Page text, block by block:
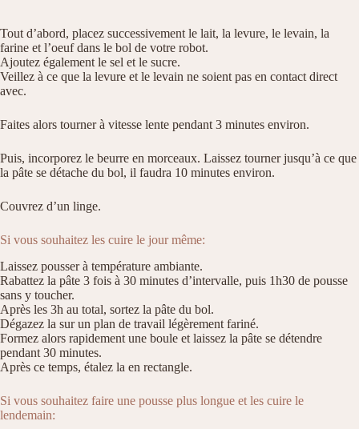
Tout d’abord, placez successivement le lait, la levure, le levain, la
farine et l’oeuf dans le bol de votre robot.
Ajoutez également le sel et le sucre.
Veillez à ce que la levure et le levain ne soient pas en contact direct
avec.
Faites alors tourner à vitesse lente pendant 3 minutes environ.
Puis, incorporez le beurre en morceaux. Laissez tourner jusqu’à ce que
la pâte se détache du bol, il faudra 10 minutes environ.
Couvrez d’un linge.
Si vous souhaitez les cuire le jour même:
Laissez pousser à température ambiante.
Rabattez la pâte 3 fois à 30 minutes d’intervalle, puis 1h30 de pousse
sans y toucher.
Après les 3h au total, sortez la pâte du bol.
Dégazez la sur un plan de travail légèrement fariné.
Formez alors rapidement une boule et laissez la pâte se détendre
pendant 30 minutes.
Après ce temps, étalez la en rectangle.
Si vous souhaitez faire une pousse plus longue et les cuire le
lendemain: